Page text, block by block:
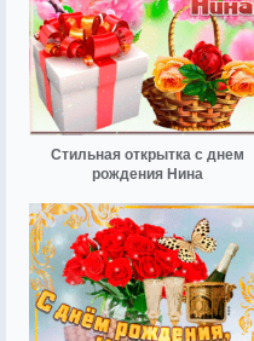
Стильная открытка с днем
рождения Нина